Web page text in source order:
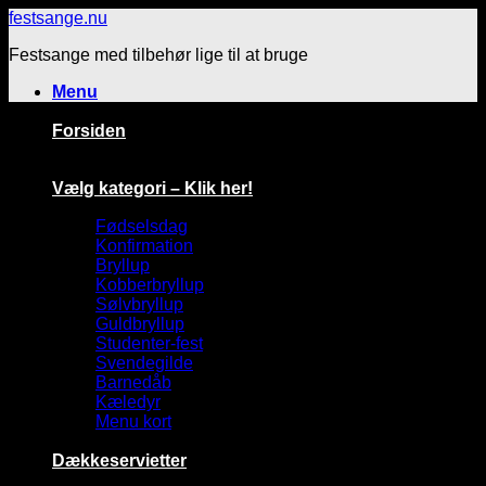
Fortsæt
indhold
festsange.nu
Festsange med tilbehør lige til at bruge
Menu
Forsiden
Vælg kategori – Klik her!
Fødselsdag
Konfirmation
Bryllup
Kobberbryllup
Sølvbryllup
Guldbryllup
Studenter-fest
Svendegilde
Barnedåb
Kæledyr
Menu kort
Dækkeservietter